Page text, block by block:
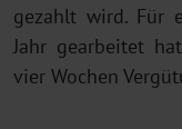
gezahlt wird. Für
Jahr gearbeitet
vier Wochen